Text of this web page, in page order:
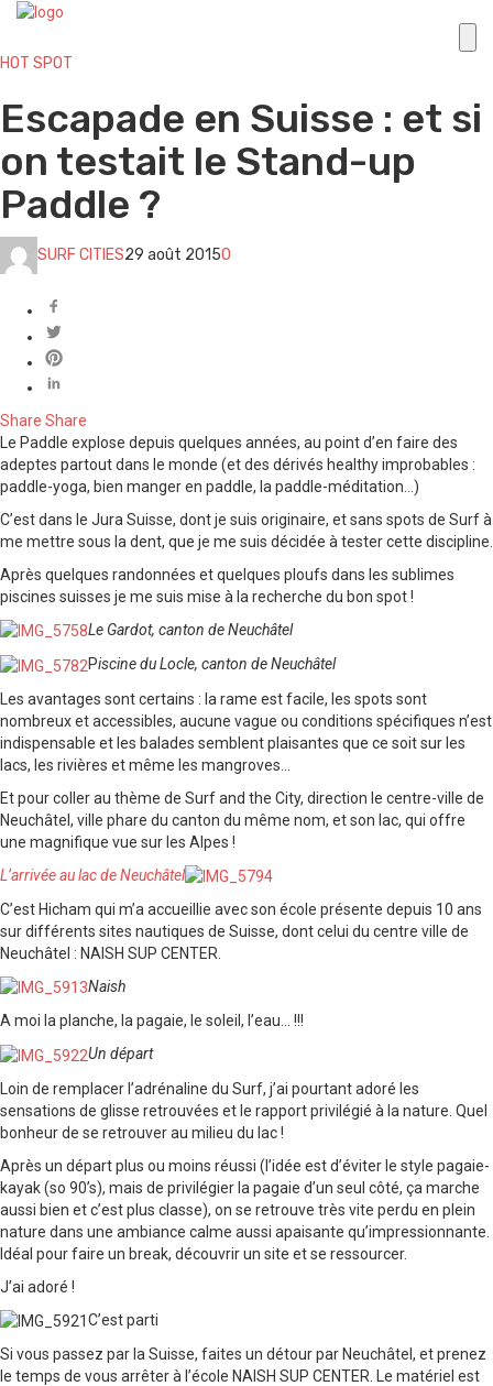
HOT SPOT
Escapade en Suisse : et si
on testait le Stand-up
Paddle ?
SURF CITIES29 août 20150
Share Share
Le Paddle explose depuis quelques années, au point d’en faire des
adeptes partout dans le monde (et des dérivés healthy improbables :
paddle-yoga, bien manger en paddle, la paddle-méditation…)
C’est dans le Jura Suisse, dont je suis originaire, et sans spots de Surf à
me mettre sous la dent, que je me suis décidée à tester cette discipline.
Après quelques randonnées et quelques ploufs dans les sublimes
piscines suisses je me suis mise à la recherche du bon spot !
Le Gardot, canton de Neuchâtel
Piscine du Locle, canton de Neuchâtel
Les avantages sont certains : la rame est facile, les spots sont
nombreux et accessibles, aucune vague ou conditions spécifiques n’est
indispensable et les balades semblent plaisantes que ce soit sur les
lacs, les rivières et même les mangroves…
Et pour coller au thème de Surf and the City, direction le centre-ville de
Neuchâtel, ville phare du canton du même nom, et son lac, qui offre
une magnifique vue sur les Alpes !
L’arrivée au lac de Neuchâtel
C’est Hicham qui m’a accueillie avec son école présente depuis 10 ans
sur différents sites nautiques de Suisse, dont celui du centre ville de
Neuchâtel : NAISH SUP CENTER.
Naish
A moi la planche, la pagaie, le soleil, l’eau… !!!
Un départ
Loin de remplacer l’adrénaline du Surf, j’ai pourtant adoré les
sensations de glisse retrouvées et le rapport privilégié à la nature. Quel
bonheur de se retrouver au milieu du lac !
Après un départ plus ou moins réussi (l’idée est d’éviter le style pagaie-
kayak (so 90’s), mais de privilégier la pagaie d’un seul côté, ça marche
aussi bien et c’est plus classe), on se retrouve très vite perdu en plein
nature dans une ambiance calme aussi apaisante qu’impressionnante.
Idéal pour faire un break, découvrir un site et se ressourcer.
J’ai adoré !
C’est parti
Si vous passez par la Suisse, faites un détour par Neuchâtel, et prenez
le temps de vous arrêter à l’école NAISH SUP CENTER. Le matériel est